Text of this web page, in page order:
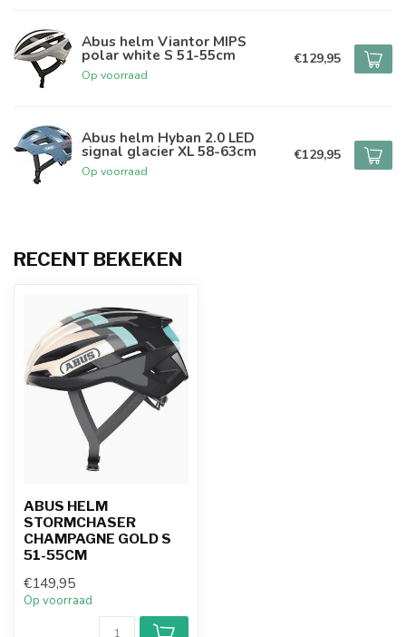
Abus helm Viantor MIPS
polar white S 51-55cm
Op voorraad
€129,95
Abus helm Hyban 2.0 LED
signal glacier XL 58-63cm
Op voorraad
€129,95
RECENT BEKEKEN
ABUS HELM
STORMCHASER
CHAMPAGNE GOLD S
51-55CM
€149,95
Op voorraad